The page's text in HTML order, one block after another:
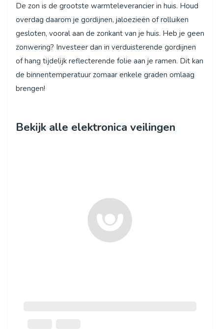
De zon is de grootste warmteleverancier in huis. Houd
overdag daarom je gordijnen, jaloezieën of rolluiken
gesloten, vooral aan de zonkant van je huis. Heb je geen
zonwering? Investeer dan in verduisterende gordijnen
of hang tijdelijk reflecterende folie aan je ramen. Dit kan
de binnentemperatuur zomaar enkele graden omlaag
brengen!
Bekijk alle elektronica veilingen